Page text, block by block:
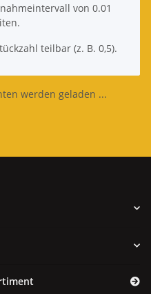
von 0.01
teilbar (z. B. 0,5).
werden geladen ...